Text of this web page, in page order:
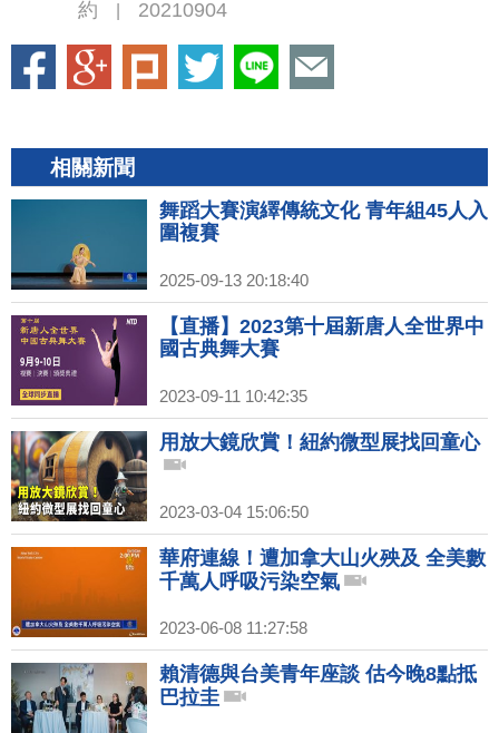
約 20210904
相關新聞
舞蹈大賽演繹傳統文化 青年組45人入
圍複賽
2025-09-13 20:18:40
【直播】2023第十屆新唐人全世界中
國古典舞大賽
2023-09-11 10:42:35
用放大鏡欣賞！紐約微型展找回童心
2023-03-04 15:06:50
華府連線！遭加拿大山火殃及 全美數
千萬人呼吸污染空氣
2023-06-08 11:27:58
賴清德與台美青年座談 估今晚8點抵
巴拉圭